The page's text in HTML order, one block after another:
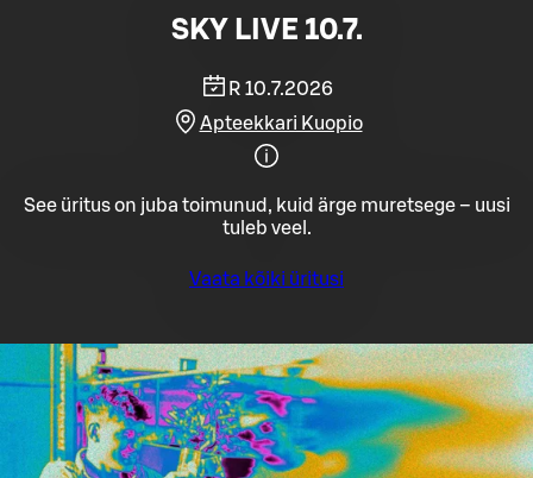
SKY LIVE 10.7.
R 10.7.2026
Apteekkari Kuopio
See üritus on juba toimunud, kuid ärge muretsege – uusi
tuleb veel.
Vaata kõiki üritusi